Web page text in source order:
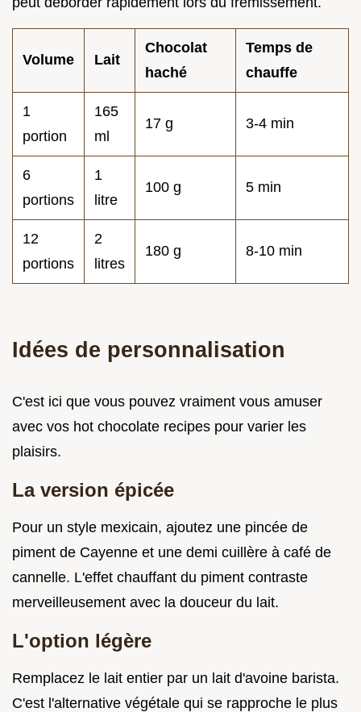
Volume Lait
Chocolat
haché
Temps de
chauffe
1
portion
165
ml
17 g 3-4 min
6
portions
1
litre
100 g 5 min
12
portions
2
litres
180 g 8-10 min
Idées de personnalisation
C'est ici que vous pouvez vraiment vous amuser
avec vos hot chocolate recipes pour varier les
plaisirs.
La version épicée
Pour un style mexicain, ajoutez une pincée de
piment de Cayenne et une demi cuillère à café de
cannelle. L'effet chauffant du piment contraste
merveilleusement avec la douceur du lait.
L'option légère
Remplacez le lait entier par un lait d'avoine barista.
C'est l'alternative végétale qui se rapproche le plus